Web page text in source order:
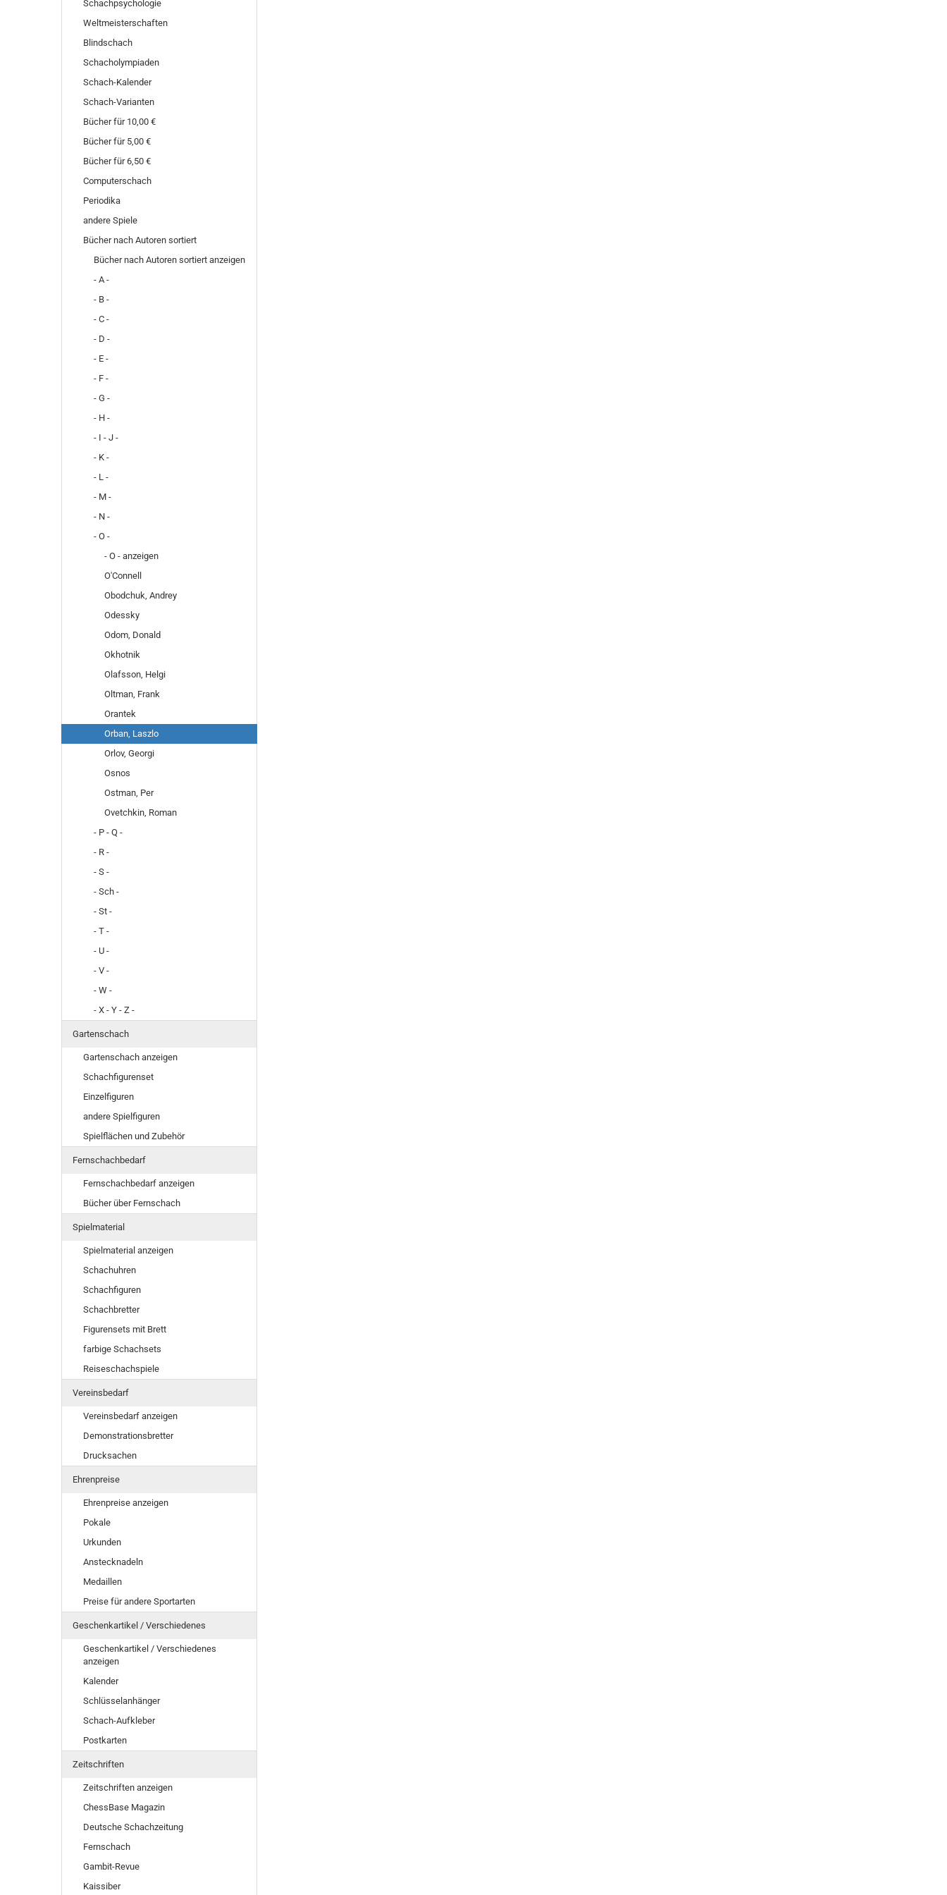
Schachpsychologie
Weltmeisterschaften
Blindschach
Schacholympiaden
Schach-Kalender
Schach-Varianten
Bücher für 10,00 €
Bücher für 5,00 €
Bücher für 6,50 €
Computerschach
Periodika
andere Spiele
Bücher nach Autoren sortiert
Bücher nach Autoren sortiert anzeigen
- A -
- B -
- C -
- D -
- E -
- F -
- G -
- H -
- I - J -
- K -
- L -
- M -
- N -
- O -
- O - anzeigen
O'Connell
Obodchuk, Andrey
Odessky
Odom, Donald
Okhotnik
Olafsson, Helgi
Oltman, Frank
Orantek
Orban, Laszlo
Orlov, Georgi
Osnos
Ostman, Per
Ovetchkin, Roman
- P - Q -
- R -
- S -
- Sch -
- St -
- T -
- U -
- V -
- W -
- X - Y - Z -
Gartenschach
Gartenschach anzeigen
Schachfigurenset
Einzelfiguren
andere Spielfiguren
Spielflächen und Zubehör
Fernschachbedarf
Fernschachbedarf anzeigen
Bücher über Fernschach
Spielmaterial
Spielmaterial anzeigen
Schachuhren
Schachfiguren
Schachbretter
Figurensets mit Brett
farbige Schachsets
Reiseschachspiele
Vereinsbedarf
Vereinsbedarf anzeigen
Demonstrationsbretter
Drucksachen
Ehrenpreise
Ehrenpreise anzeigen
Pokale
Urkunden
Anstecknadeln
Medaillen
Preise für andere Sportarten
Geschenkartikel / Verschiedenes
Geschenkartikel / Verschiedenes
anzeigen
Kalender
Schlüsselanhänger
Schach-Aufkleber
Postkarten
Zeitschriften
Zeitschriften anzeigen
ChessBase Magazin
Deutsche Schachzeitung
Fernschach
Gambit-Revue
Kaissiber